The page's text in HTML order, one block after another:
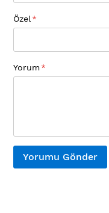
Özel
Yorum
Yorumu Gönder